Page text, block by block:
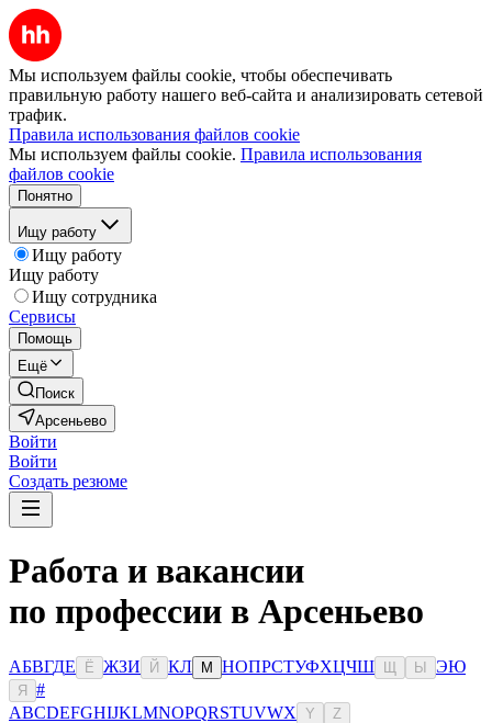
Мы используем файлы cookie, чтобы обеспечивать
правильную работу нашего веб-сайта и анализировать сетевой
трафик.
Правила использования файлов cookie
Мы используем файлы cookie. Правила использования
файлов cookie
Понятно
Ищу работу
Ищу работу
Ищу работу
Ищу сотрудника
Сервисы
Помощь
Ещё
Поиск
Арсеньево
Войти
Войти
Создать резюме
Работа и вакансии
по профессии в Арсеньево
АБВГДЕ Ё ЖЗИ Й КЛ М НОПРСТУФХЦЧШ Ы ЭЮ
Я
#
ABCDEFGHIJKLMNOPQRSTUVWX Y Z